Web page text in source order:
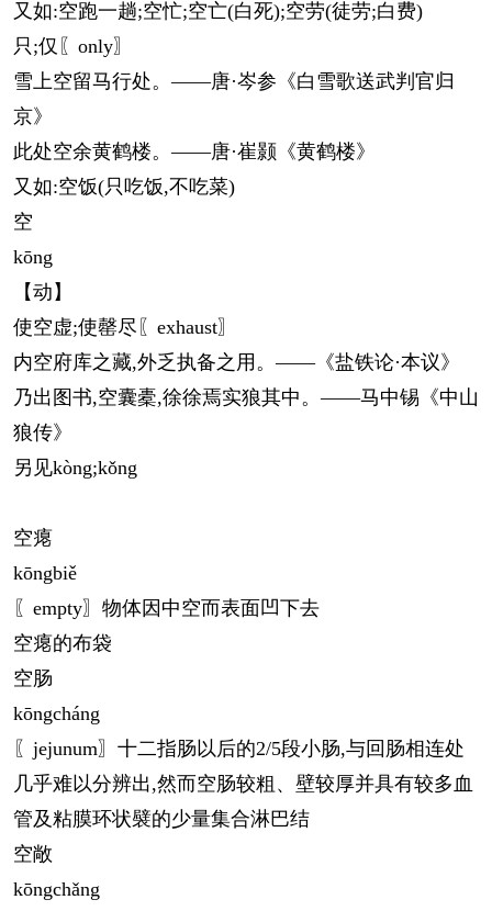
又如:空跑一趟;空忙;空亡(白死);空劳(徒劳;白费)
只;仅〖only〗
雪上空留马行处。——唐·岑参《白雪歌送武判官归
京》
此处空余黄鹤楼。——唐·崔颢《黄鹤楼》
又如:空饭(只吃饭,不吃菜)
空
kōng
【动】
使空虚;使罄尽〖exhaust〗
内空府库之藏,外乏执备之用。——《盐铁论·本议》
乃出图书,空囊橐,徐徐焉实狼其中。——马中锡《中山
狼传》
另见kòng;kǒng
空瘪
kōngbiě
〖empty〗物体因中空而表面凹下去
空瘪的布袋
空肠
kōngcháng
〖jejunum〗十二指肠以后的2/5段小肠,与回肠相连处
几乎难以分辨出,然而空肠较粗、壁较厚并具有较多血
管及粘膜环状襞的少量集合淋巴结
空敞
kōngchǎng